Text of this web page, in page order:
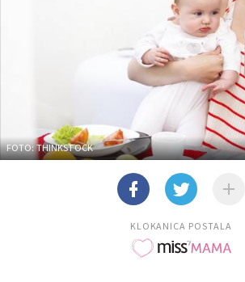
FOTO: THINKSTOCK
KLOKANICA POSTALA